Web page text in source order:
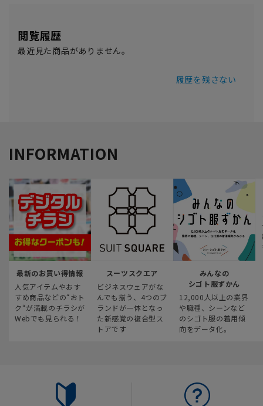
閲覧履歴
最近見た商品がありません。
履歴を残さない
INFORMATION
最新のお買い得情報
人気アイテムやおす
すめ商品などの“おト
ク“が満載のチラシが
Webでも見られる！
スーツスクエア
ビジネスウェアがな
んでも揃う、4つのブ
ランドが一体となっ
た新感覚の複合型ス
トアです
みんなの
シゴト服ずかん
12,000人以上の業界
や職種、シーンなど
のシゴト服の着用傾
向をデータ化。